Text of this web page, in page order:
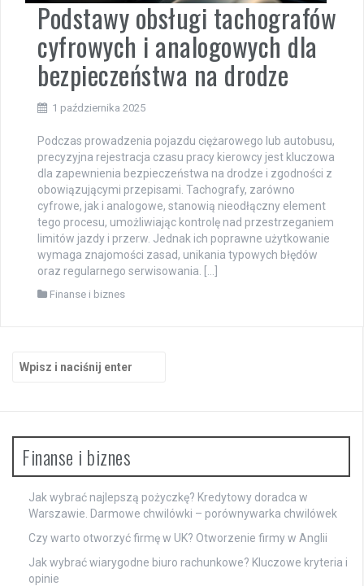
Podstawy obsługi tachografów
cyfrowych i analogowych dla
bezpieczeństwa na drodze
1 października 2025
Podczas prowadzenia pojazdu ciężarowego lub autobusu,
precyzyjna rejestracja czasu pracy kierowcy jest kluczowa
dla zapewnienia bezpieczeństwa na drodze i zgodności z
obowiązującymi przepisami. Tachografy, zarówno
cyfrowe, jak i analogowe, stanowią nieodłączny element
tego procesu, umożliwiając kontrolę nad przestrzeganiem
limitów jazdy i przerw. Jednak ich poprawne użytkowanie
wymaga znajomości zasad, unikania typowych błędów
oraz regularnego serwisowania. […]
Finanse i biznes
Finanse i biznes
Jak wybrać najlepszą pożyczkę? Kredytowy doradca w
Warszawie. Darmowe chwilówki – porównywarka chwilówek
Czy warto otworzyć firmę w UK? Otworzenie firmy w Anglii
Jak wybrać wiarygodne biuro rachunkowe? Kluczowe kryteria i
opinie